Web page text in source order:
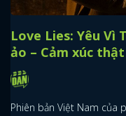
Love Lies: Yêu Vì
ảo – Cảm xúc thật
Phiên bản Việt Nam của